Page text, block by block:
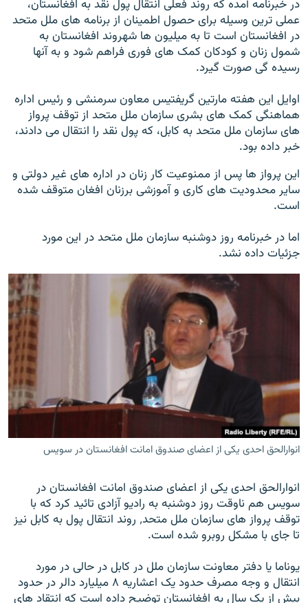
در خبرنامه آمده که روند فعلی انتقال پول نقد به افغانستان،
عملی ترین وسیله برای حصول اطمینان از برنامه های ملل متحد
در افغانستان است تا به میلیون ها شهروند افغانستان به
شمول زنان و کودکان کمک های فوری فراهم شود و به آنها
رسیده گی صورت گیرد.
اوایل این هفته مارتین گریفتیس معاون سرمنشی و رئیس اداره
هماهنگی کمک های بشری سازمان ملل متحد از توقف پرواز
های سازمان ملل متحد به کابل، که پول نقد را انتقال می دادند،
خبر داده بود.
این پرواز ها پس از ممنوعیت کار زنان در اداره های غیر دولتی و
سایر محدودیت های کاری و آموزشی برزنان افغان متوقف شده
است.
اما در خبرنامه روز دوشنبه سازمان ملل متحد در این مورد
جزئیات داده نشد.
انوارالحق احدی یکی از اعضای صندوق امانت افغانستان در سویس
انوارالحق احدی یکی از اعضای صندوق امانت افغانستان در
سویس هم ناوقت روز دوشنبه به رادیو آزادی تائید کرد که با
توقف پرواز های سازمان ملل متحد٬ روند انتقال پول به کابل نیز
تا جای با مشکل روبرو شده است.
یوناما یا دفتر معاونت سازمان ملل در کابل در حالی در مورد
انتقال و وجه مصرف حدود یک اعشاریه ۸ میلیارد دالر در حدود
بیش از یک سال به افغانستان توضیح داده است که انتقاد های